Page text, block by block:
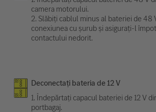
camera motorului.
2. Slăbiți cablul minus al bateriei de 48
conexiunea cu șurub și asigurați-l
contactului nedorit.
Deconectați bateria de 12 V
1. Îndepărtați capacul bateriei de 12 V
portbagaj.